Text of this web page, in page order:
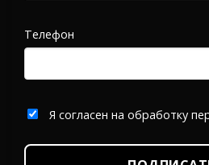
Телефон
Я согласен на обработку